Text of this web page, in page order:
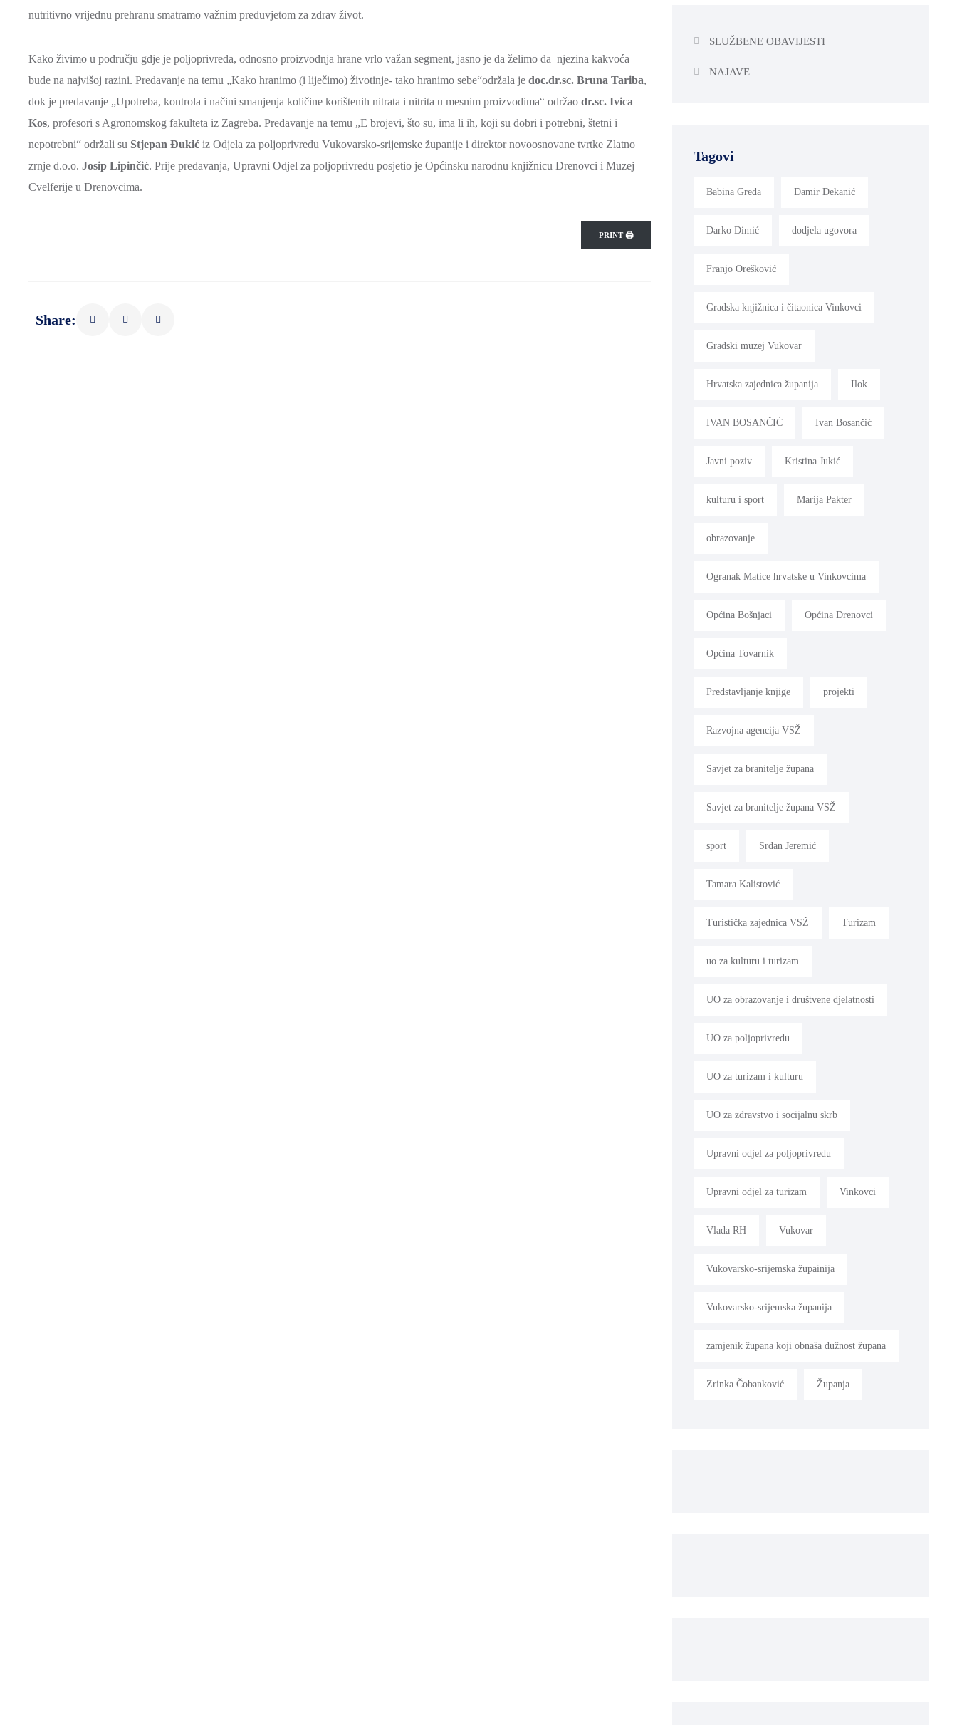
nutritivno vrijednu prehranu smatramo važnim preduvjetom za zdrav život.
Kako živimo u području gdje je poljoprivreda, odnosno proizvodnja hrane vrlo važan segment, jasno je da želimo da njezina kakvoća
bude na najvišoj razini. Predavanje na temu „Kako hranimo (i liječimo) životinje- tako hranimo sebe“održala je doc.dr.sc. Bruna Tariba,
dok je predavanje „Upotreba, kontrola i načini smanjenja količine korištenih nitrata i nitrita u mesnim proizvodima“ održao dr.sc. Ivica
Kos, profesori s Agronomskog fakulteta iz Zagreba. Predavanje na temu „E brojevi, što su, ima li ih, koji su dobri i potrebni, štetni i
nepotrebni“ održali su Stjepan Đukić iz Odjela za poljoprivredu Vukovarsko-srijemske županije i direktor novoosnovane tvrtke Zlatno
zrnje d.o.o. Josip Lipinčić. Prije predavanja, Upravni Odjel za poljoprivredu posjetio je Općinsku narodnu knjižnicu Drenovci i Muzej
Cvelferije u Drenovcima.
PRINT 🖨
Share:
SLUŽBENE OBAVIJESTI
NAJAVE
Tagovi
Babina Greda Damir Dekanić
Darko Dimić dodjela ugovora
Franjo Orešković
Gradska knjižnica i čitaonica Vinkovci
Gradski muzej Vukovar
Hrvatska zajednica županija Ilok
IVAN BOSANČIĆ Ivan Bosančić
Javni poziv Kristina Jukić
kulturu i sport Marija Pakter
obrazovanje
Ogranak Matice hrvatske u Vinkovcima
Općina Bošnjaci Općina Drenovci
Općina Tovarnik
Predstavljanje knjige projekti
Razvojna agencija VSŽ
Savjet za branitelje župana
Savjet za branitelje župana VSŽ
sport Srđan Jeremić
Tamara Kalistović
Turistička zajednica VSŽ Turizam
uo za kulturu i turizam
UO za obrazovanje i društvene djelatnosti
UO za poljoprivredu
UO za turizam i kulturu
UO za zdravstvo i socijalnu skrb
Upravni odjel za poljoprivredu
Upravni odjel za turizam Vinkovci
Vlada RH Vukovar
Vukovarsko-srijemska župainija
Vukovarsko-srijemska županija
zamjenik župana koji obnaša dužnost župana
Zrinka Čobanković Županja